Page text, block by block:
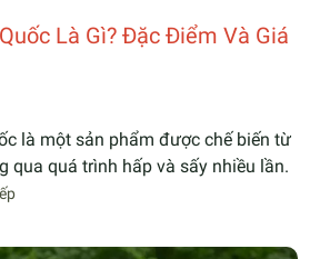
Là Gì? Đặc Điểm Và Giá
là một sản phẩm được chế biến từ
qua quá trình hấp và sấy nhiều lần.